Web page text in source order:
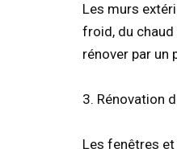
Les murs
froid, du
rénover par un
3. Rénovation
Les fenêtres